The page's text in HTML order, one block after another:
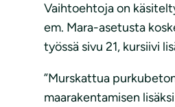
Vaihtoehtoja on
em. Mara-asetusta
työssä sivu 21, kursiivi
”Murskattua
maarakentamisen